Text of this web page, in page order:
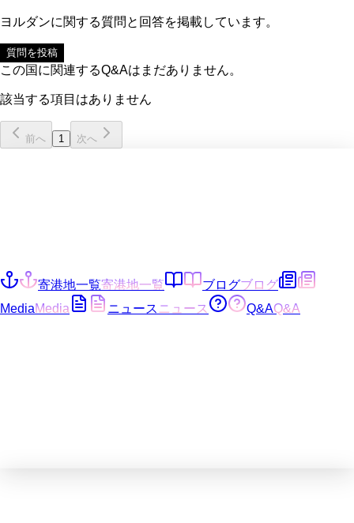
ヨルダンに関する質問と回答を掲載しています。
質問を投稿
この国に関連するQ&Aはまだありません。
該当する項目はありません
前へ 1 次へ
寄港地一覧寄港地一覧 ブログブログ
MediaMedia ニュース ニュース Q&AQ&A